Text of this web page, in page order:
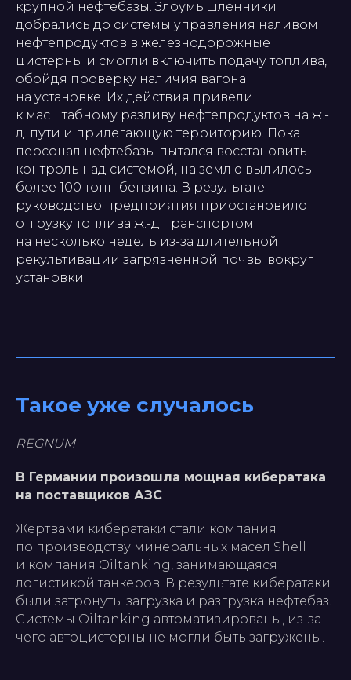
крупной нефтебазы. Злоумышленники
добрались до системы управления наливом
нефтепродуктов в железнодорожные
цистерны и смогли включить подачу топлива,
обойдя проверку наличия вагона
на установке. Их действия привели
к масштабному разливу нефтепродуктов на ж.-
д. пути и прилегающую территорию. Пока
персонал нефтебазы пытался восстановить
контроль над системой, на землю вылилось
более 100 тонн бензина. В результате
руководство предприятия приостановило
отгрузку топлива ж.-д. транспортом
на несколько недель из-за длительной
рекультивации загрязненной почвы вокруг
установки.
Такое уже случалось
REGNUM
В Германии произошла мощная кибератака
на поставщиков АЗС
Жертвами кибератаки стали компания
по производству минеральных масел Shell
и компания Oiltanking, занимающаяся
логистикой танкеров. В результате кибератаки
были затронуты загрузка и разгрузка нефтебаз.
Системы Oiltanking автоматизированы, из-за
чего автоцистерны не могли быть загружены.